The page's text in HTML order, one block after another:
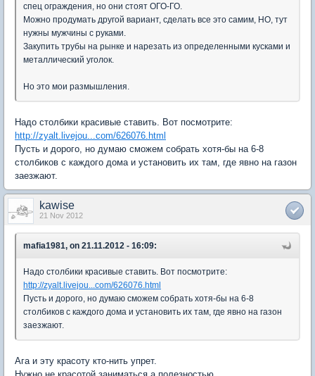
спец ограждения, но они стоят ОГО-ГО.
Можно продумать другой вариант, сделать все это самим, НО, тут
нужны мужчины с руками.
Закупить трубы на рынке и нарезать из определенными кусками и
металлический уголок.
Но это мои размышления.
Надо столбики красивые ставить. Вот посмотрите:
http://zyalt.livejou...com/626076.html
Пусть и дорого, но думаю сможем собрать хотя-бы на 6-8
столбиков с каждого дома и установить их там, где явно на газон
заезжают.
kawise
21 Nov 2012
mafia1981, on 21.11.2012 - 16:09:
Надо столбики красивые ставить. Вот посмотрите:
http://zyalt.livejou...com/626076.html
Пусть и дорого, но думаю сможем собрать хотя-бы на 6-8
столбиков с каждого дома и установить их там, где явно на газон
заезжают.
Ага и эту красоту кто-нить упрет.